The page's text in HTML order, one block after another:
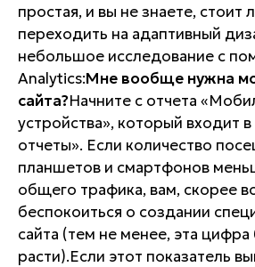
простая, и вы не знаете, стоит
переходить на адаптивный
небольшое исследование с
Analytics:Мне вообще нужна
сайта?Начните с отчета
устройства», который входит
отчеты». Если количество
планшетов и смартфонов
общего трафика, вам, скорее
беспокоиться о создании
сайта (тем не менее, эта
расти).Если этот показатель